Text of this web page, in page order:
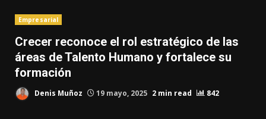
Empresarial
Crecer reconoce el rol estratégico de las
áreas de Talento Humano y fortalece su
formación
Denis Muñoz 19 mayo, 2025 2 min read 842